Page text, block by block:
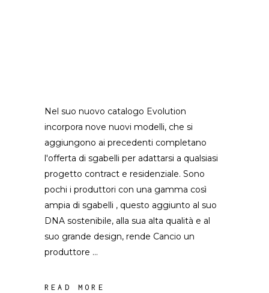
Nel suo nuovo catalogo Evolution
incorpora nove nuovi modelli, che si
aggiungono ai precedenti completano
l'offerta di sgabelli per adattarsi a qualsiasi
progetto contract e residenziale. Sono
pochi i produttori con una gamma così
ampia di sgabelli , questo aggiunto al suo
DNA sostenibile, alla sua alta qualità e al
suo grande design, rende Cancio un
produttore
READ MORE